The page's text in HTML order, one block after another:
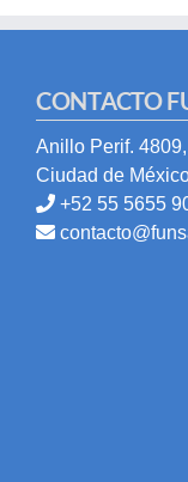
CONTACTO
Anillo Perif.
Ciudad de
+52 55 5655